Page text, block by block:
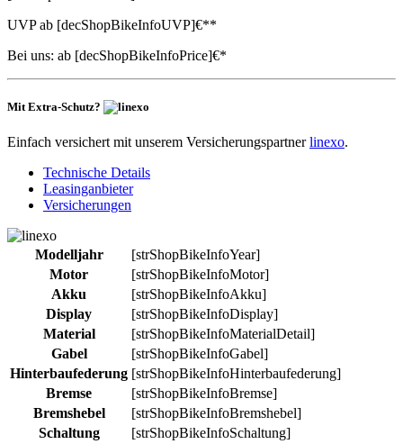
UVP ab [decShopBikeInfoUVP]€**
Bei uns: ab [decShopBikeInfoPrice]€*
Mit Extra-Schutz?
Einfach versichert mit unserem Versicherungspartnerlinexo.
Technische Details
Leasinganbieter
Versicherungen
Modelljahr
[strShopBikeInfoYear]
Motor
[strShopBikeInfoMotor]
Akku
[strShopBikeInfoAkku]
Display
[strShopBikeInfoDisplay]
Material
[strShopBikeInfoMaterialDetail]
Gabel
[strShopBikeInfoGabel]
Hinterbaufederung [strShopBikeInfoHinterbaufederung]
Bremse
[strShopBikeInfoBremse]
Bremshebel
[strShopBikeInfoBremshebel]
Schaltung
[strShopBikeInfoSchaltung]